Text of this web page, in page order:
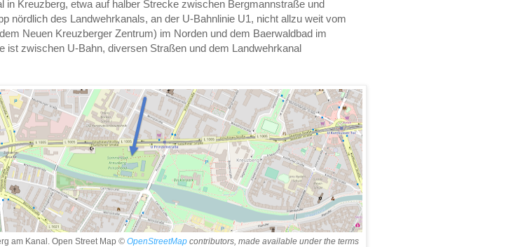
in Kreuzberg, etwa auf halber Strecke zwischen Bergmannstraße und
nördlich des Landwehrkanals, an der U-Bahnlinie U1, nicht allzu weit vom
Neuen Kreuzberger Zentrum) im Norden und dem Baerwaldbad im
ist zwischen U-Bahn, diversen Straßen und dem Landwehrkanal
am Kanal. Open Street Map © OpenStreetMapcontributors, made available under the terms